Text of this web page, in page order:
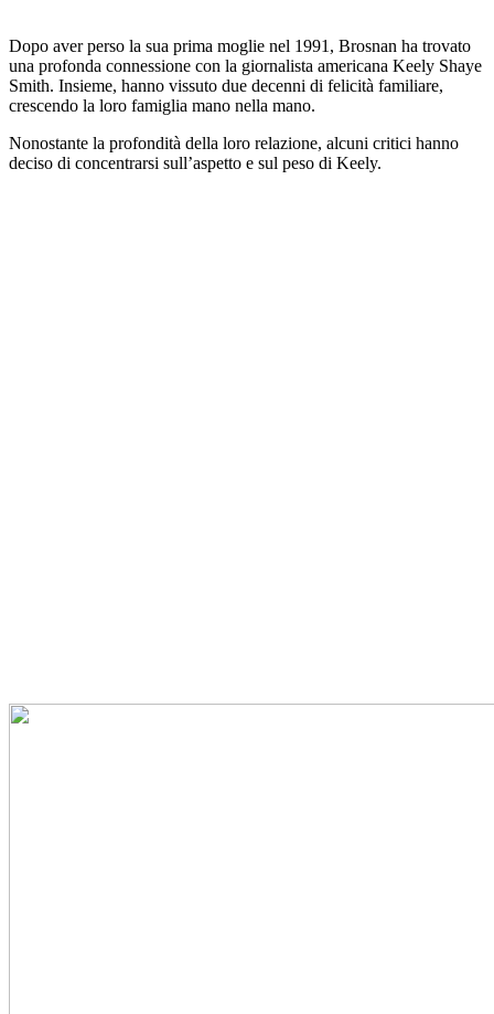
Dopo aver perso la sua prima moglie nel 1991, Brosnan ha trovato
una profonda connessione con la giornalista americana Keely Shaye
Smith. Insieme, hanno vissuto due decenni di felicità familiare,
crescendo la loro famiglia mano nella mano.
Nonostante la profondità della loro relazione, alcuni critici hanno
deciso di concentrarsi sull’aspetto e sul peso di Keely.